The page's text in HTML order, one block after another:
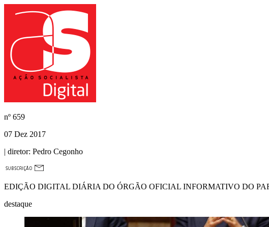
nº 659
07 Dez 2017
| diretor: Pedro Cegonho
EDIÇÃO DIGITAL DIÁRIA DO ÓRGÃO OFICIAL INFORMATIVO DO
destaque